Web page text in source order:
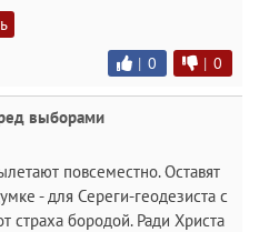
| 0 | 0
выборами
повсеместно. Оставят
- для Сереги-геодезиста с
страха бородой. Ради Христа